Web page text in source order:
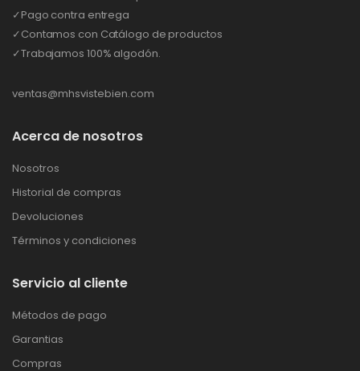
✓Pago contra entrega
✓Contamos con Catálogo de productos
✓Trabajamos 100% algodón.
ventas@mhsvistebien.com
Acerca de nosotros
Nosotros
Historial de compras
Devoluciones
Términos y condiciones
Servicio al cliente
Métodos de pago
Garantias
Compras